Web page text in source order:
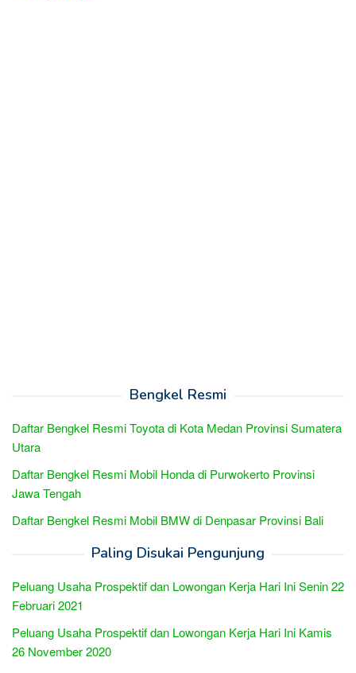
Bengkel Resmi
Daftar Bengkel Resmi Toyota di Kota Medan Provinsi Sumatera
Utara
Daftar Bengkel Resmi Mobil Honda di Purwokerto Provinsi
Jawa Tengah
Daftar Bengkel Resmi Mobil BMW di Denpasar Provinsi Bali
Paling Disukai Pengunjung
Peluang Usaha Prospektif dan Lowongan Kerja Hari Ini Senin 22
Februari 2021
Peluang Usaha Prospektif dan Lowongan Kerja Hari Ini Kamis
26 November 2020